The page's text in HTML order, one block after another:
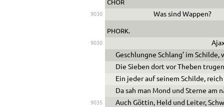
CHOR
9030 Was sind Wappen?
PHORK.
9030
Geschlungne Schlang’ im
Die Sieben dort vor Theben
Ein jeder auf seinem Schilde,
Da sah man Mond und Sterne am
9035
Auch Göttin, Held und Leiter,